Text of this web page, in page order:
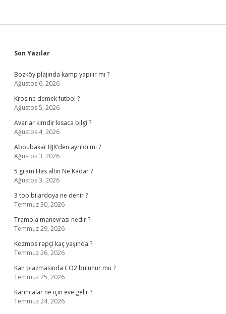
Sidebar
Son Yazılar
Bozköy plajında kamp yapılır mı ?
Ağustos 6, 2026
Kros ne demek futbol ?
Ağustos 5, 2026
Avarlar kimdir kısaca bilgi ?
Ağustos 4, 2026
Aboubakar BJK’den ayrıldı mı ?
Ağustos 3, 2026
5 gram Has altın Ne Kadar ?
Ağustos 3, 2026
3 top bilardoya ne denir ?
Temmuz 30, 2026
Tramola manevrası nedir ?
Temmuz 29, 2026
Kozmos rapçi kaç yaşında ?
Temmuz 26, 2026
Kan plazmasında CO2 bulunur mu ?
Temmuz 25, 2026
Karıncalar ne için eve gelir ?
Temmuz 24, 2026